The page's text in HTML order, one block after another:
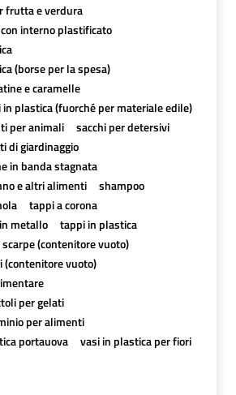
frutta e verdura
interno plastificato
(borse per la spesa)
e caramelle
in plastica (fuorché per materiale edile)
per animali
sacchi per detersivi
di giardinaggio
in banda stagnata
e altri alimenti
shampoo
tappi a corona
metallo
tappi in plastica
(contenitore vuoto)
vuoto)
per gelati
per alimenti
portauova
vasi in plastica per fiori